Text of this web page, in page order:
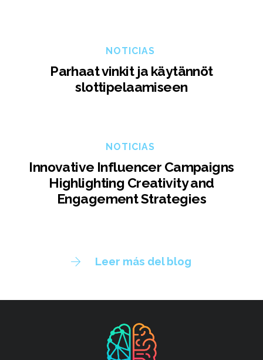
NOTICIAS
Parhaat vinkit ja käytännöt
slottipelaamiseen
NOTICIAS
Innovative Influencer Campaigns
Highlighting Creativity and
Engagement Strategies
Leer más del blog